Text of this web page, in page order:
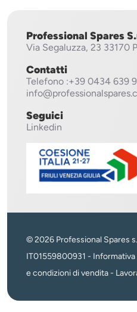
Professional Spares
Via Segaluzza, 23 33170
Contatti
Telefono :+39 0434 639
Seguici
Linkedin
© 2026 Professional Spares
IT01559800931 -
e condizioni di vendita-